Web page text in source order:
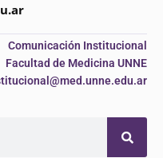
Comunicación Institucional
Facultad de Medicina UNNE